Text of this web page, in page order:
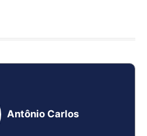
Antônio Carlos